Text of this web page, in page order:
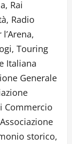
Rai
Radio
Touring
Italiana
Generale
Commercio
storico,